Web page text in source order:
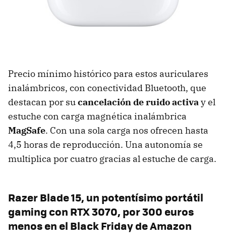
Precio mínimo histórico para estos auriculares
inalámbricos, con conectividad Bluetooth, que
destacan por sucancelación de ruido activay el
estuche con carga magnética inalámbrica
MagSafe. Con una sola carga nos ofrecen hasta
4,5 horas de reproducción. Una autonomía se
multiplica por cuatro gracias al estuche de carga.
Razer Blade 15, un potentísimo portátil
gaming con RTX 3070, por 300 euros
menos en el Black Friday de Amazon